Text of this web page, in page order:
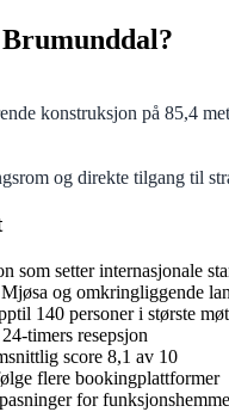
konstruksjon på 85,4
og direkte tilgang til
som setter internasjonale
og omkringliggende
140 personer i største
timers resepsjon
score 8,1 av 10
flere bookingplattformer
for